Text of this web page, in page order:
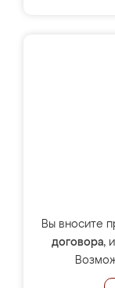
Вы вносите
договора,